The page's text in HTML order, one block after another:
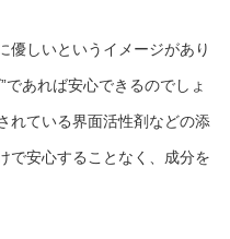
優しいというイメージがあり
であれば安心できるのでしょ
れている界面活性剤などの添
で安心することなく、成分を